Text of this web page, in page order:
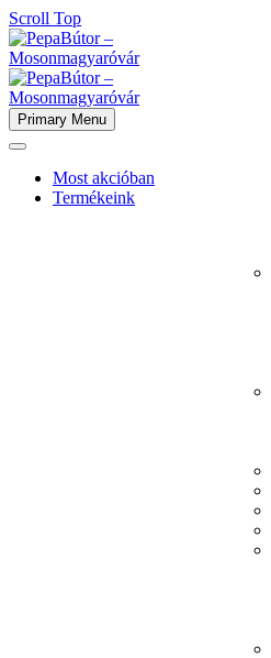
Scroll Top
Primary Menu
Most akcióban
Termékeink